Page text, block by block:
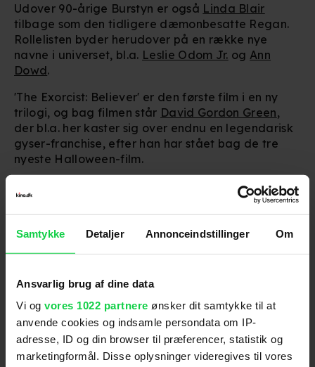
Samtykke Detaljer Annonceindstillinger Om
Ansvarlig brug af dine data
Vi og vores 1022 partnere ønsker dit samtykke til at
anvende cookies og indsamle persondata om IP-
adresse, ID og din browser til præferencer, statistik og
marketingformål. Disse oplysninger videregives til vores
Udover 90-årige Burstyn er også Linda Blair
tilbage som den tidligere dæmonbesatte Regan.
Rollelisten byder herudover på en række nye
navne i universet, bl.a. Leslie Odom Jr. og Ann
Dowd.
'The Exorcist: Believer' er den første film i en ny
trilogi, og bag filmen står David Gordon Green,
der bl.a. her kaster sig over endnu en legendarisk
gyser-franchise, efter han har stået bag de tre
nyeste Halloween-film.
'The Exorcist: Believer' får biografpremiere den 12.
oktober.
For at se dette indhold skal
for at ændre dine indstillinger.